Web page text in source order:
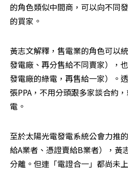
的角色類似中間商，可以向不同
的買家。
黃志文解釋，售電業的角色可以
發電廠、再分售給不同賣家），
發電廠的綠電，再售給一家）。
張PPA，不用分頭跟多家談合約
電。
至於太陽光電發電系統公會力推
給A業者、憑證賣給B業者），黃
分離。但連「電證合一」都尚未